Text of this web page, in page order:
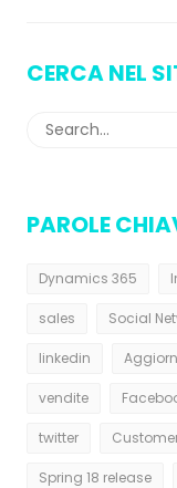
CERCA NEL
PAROLE
Dynamics 365
sales Social
linkedin
vendite
twitter
Spring 18 release